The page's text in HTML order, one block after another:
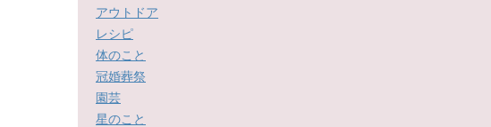
アウトドア
レシピ
体のこと
冠婚葬祭
園芸
星のこと